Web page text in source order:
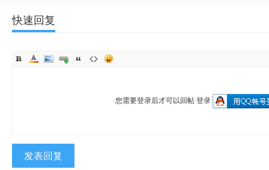
快速回复
您需要登录后才可以回帖 登录
发表回复